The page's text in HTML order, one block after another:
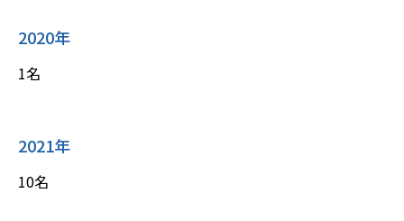
2020年
1名
2021年
10名